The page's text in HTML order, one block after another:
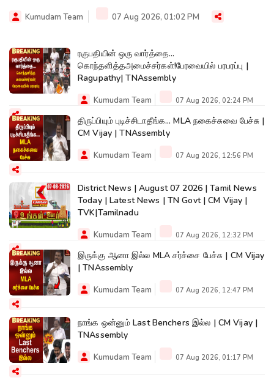
Kumudam Team 07 Aug 2026, 01:02 PM
ரகுபதியின் ஒரு வார்த்தை...
கொந்தளித்தஅமைச்சர்கள்!பேரவையில் பரபரப்பு |
Ragupathy| TNAssembly
Kumudam Team 07 Aug 2026, 02:24 PM
திருப்பியும் புடிச்சிடாதீங்க... MLA நகைச்சுவை பேச்சு |
CM Vijay | TNAssembly
Kumudam Team 07 Aug 2026, 12:56 PM
District News | August 07 2026 | Tamil News
Today | Latest News | TN Govt | CM Vijay |
TVK|Tamilnadu
Kumudam Team 07 Aug 2026, 12:32 PM
இருக்கு ஆனா இல்ல MLA சர்ச்சை பேச்சு | CM Vijay
| TNAssembly
Kumudam Team 07 Aug 2026, 12:47 PM
நாங்க ஒன்னும் Last Benchers இல்ல | CM Vijay |
TNAssembly
Kumudam Team 07 Aug 2026, 01:17 PM